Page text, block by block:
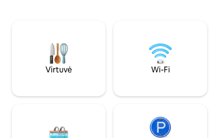
kepsninė su įranga. Didelė įstiklinta
terasa su radiatoriumi. Į kainą įskaičiuota
patalynė, rankšluosčiai, medžiai, SUP
lentos ir irklinė valtis. Čiaupas tampa
šeimininko
įranga.
Virtuvė Wi-Fi